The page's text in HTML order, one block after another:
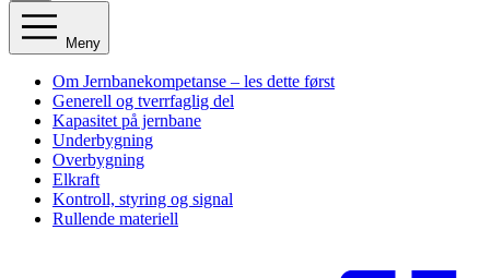
Meny
Om Jernbanekompetanse – les dette først
Generell og tverrfaglig del
Kapasitet på jernbane
Underbygning
Overbygning
Elkraft
Kontroll, styring og signal
Rullende materiell